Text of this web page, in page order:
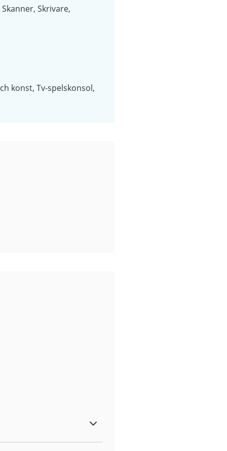
Skanner Skrivare
konst Tv-spelskonsol